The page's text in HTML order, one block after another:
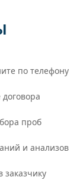
по телефону
проб
и анализов
заказчику